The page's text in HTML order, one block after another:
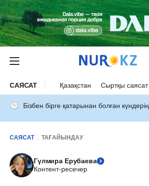
САЯСАТ Қазақстан Сыртқы саясат
Бізбен бірге қатарынан болған
САЯСАТ ТАҒАЙЫНДАУ
Гүлмира Ерубаева
Контент-ресечер